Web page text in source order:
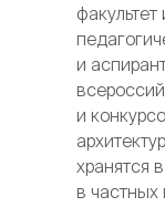
и
и
хранятся
в частных